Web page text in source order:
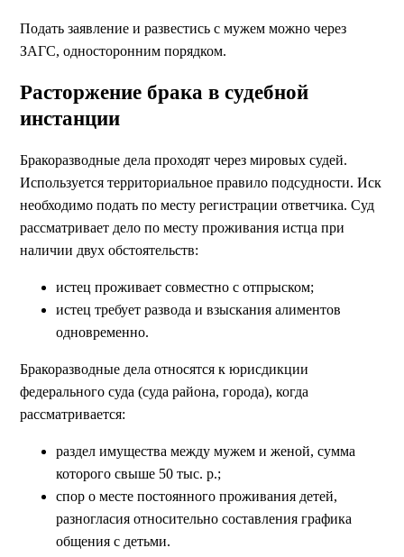
Подать заявление и развестись с мужем можно через
ЗАГС, односторонним порядком.
Расторжение брака в судебной
инстанции
Бракоразводные дела проходят через мировых судей.
Используется территориальное правило подсудности. Иск
необходимо подать по месту регистрации ответчика. Суд
рассматривает дело по месту проживания истца при
наличии двух обстоятельств:
истец проживает совместно с отпрыском;
истец требует развода и взыскания алиментов
одновременно.
Бракоразводные дела относятся к юрисдикции
федерального суда (суда района, города), когда
рассматривается:
раздел имущества между мужем и женой, сумма
которого свыше 50 тыс. р.;
спор о месте постоянного проживания детей,
разногласия относительно составления графика
общения с детьми.